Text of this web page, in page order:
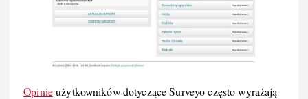
Opinieużytkowników dotyczące Surveyo często wyrażają